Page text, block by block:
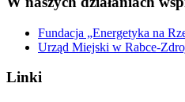
Fundacja „Energetyka na
Urząd Miejski w Rabce-
Linki